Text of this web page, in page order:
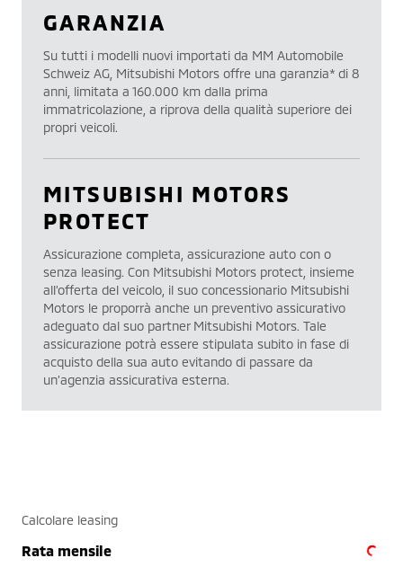
GARANZIA
Su tutti i modelli nuovi importati da MM Automobile
Schweiz AG, Mitsubishi Motors offre una garanzia* di 8
anni, limitata a 160.000 km dalla prima
immatricolazione, a riprova della qualità superiore dei
propri veicoli.
MITSUBISHI MOTORS
PROTECT
Assicurazione completa, assicurazione auto con o
senza leasing. Con Mitsubishi Motors protect, insieme
all’offerta del veicolo, il suo concessionario Mitsubishi
Motors le proporrà anche un preventivo assicurativo
adeguato dal suo partner Mitsubishi Motors. Tale
assicurazione potrà essere stipulata subito in fase di
acquisto della sua auto evitando di passare da
un’agenzia assicurativa esterna.
Calcolare leasing
Rata mensile